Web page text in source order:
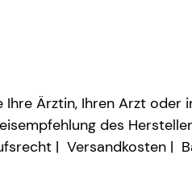
Ärztin, Ihren Arzt
des
Versandkosten